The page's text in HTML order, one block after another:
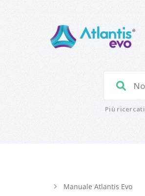
Più ricercati
Manuale Atlantis Evo